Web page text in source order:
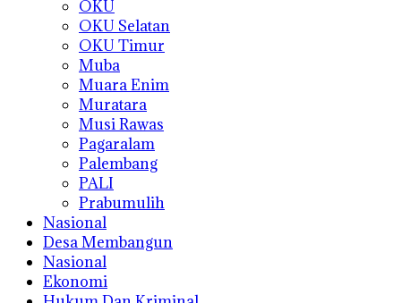
OKU
OKU Selatan
OKU Timur
Muba
Muara Enim
Muratara
Musi Rawas
Pagaralam
Palembang
PALI
Prabumulih
Nasional
Desa Membangun
Nasional
Ekonomi